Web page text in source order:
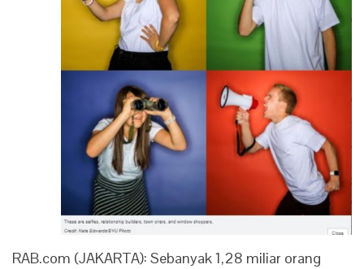
RAB.com (JAKARTA): Sebanyak 1,28 miliar orang